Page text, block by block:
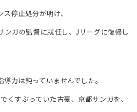
停止処分が明け、
ンガの監督に就任し、Jリーグに復帰し
力は鈍っていませんでした。
くすぶっていた古豪、京都サンガを、